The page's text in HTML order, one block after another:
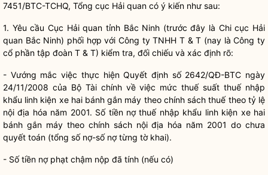
7451/BTC-TCHQ, Tổng cục Hải quan có ý kiến như sau:
1. Yêu cầu Cục Hải quan tỉnh Bắc Ninh (trước đây là Chi cục Hải
quan Bắc Ninh) phối hợp với Công ty TNHH T & T (nay là Công ty
cổ phần tập đoàn T & T) kiểm tra, đối chiếu và xác định rõ:
- Vướng mắc việc thực hiện Quyết định số 2642/QĐ-BTC ngày
24/11/2008 của Bộ Tài chính về việc mức thuế suất thuế nhập
khẩu linh kiện xe hai bánh gắn máy theo chính sách thuế theo tỷ lệ
nội địa hóa năm 2001. Số tiền nợ thuế nhập khẩu linh kiện xe hai
bánh gắn máy theo chính sách nội địa hóa năm 2001 do chưa
quyết toán (tổng số nợ-số nợ từng tờ khai).
- Số tiền nợ phạt chậm nộp đã tính (nếu có)